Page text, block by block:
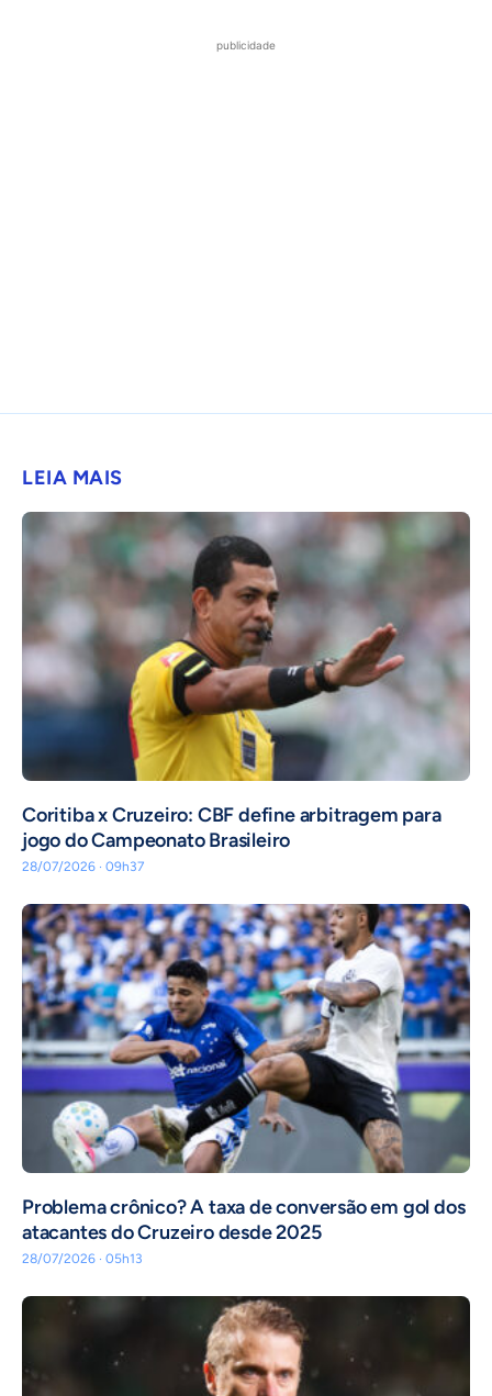
publicidade
LEIA MAIS
Coritiba x Cruzeiro: CBF define arbitragem para
jogo do Campeonato Brasileiro
28/07/2026 · 09h37
Problema crônico? A taxa de conversão em gol dos
atacantes do Cruzeiro desde 2025
28/07/2026 · 05h13